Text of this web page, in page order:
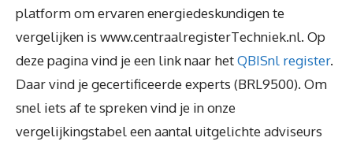
platform om ervaren energiedeskundigen te
vergelijken is www.centraalregisterTechniek.nl. Op
deze pagina vind je een link naar hetQBISnl register.
Daar vind je gecertificeerde experts (BRL9500). Om
snel iets af te spreken vind je in onze
vergelijkingstabel een aantal uitgelichte adviseurs